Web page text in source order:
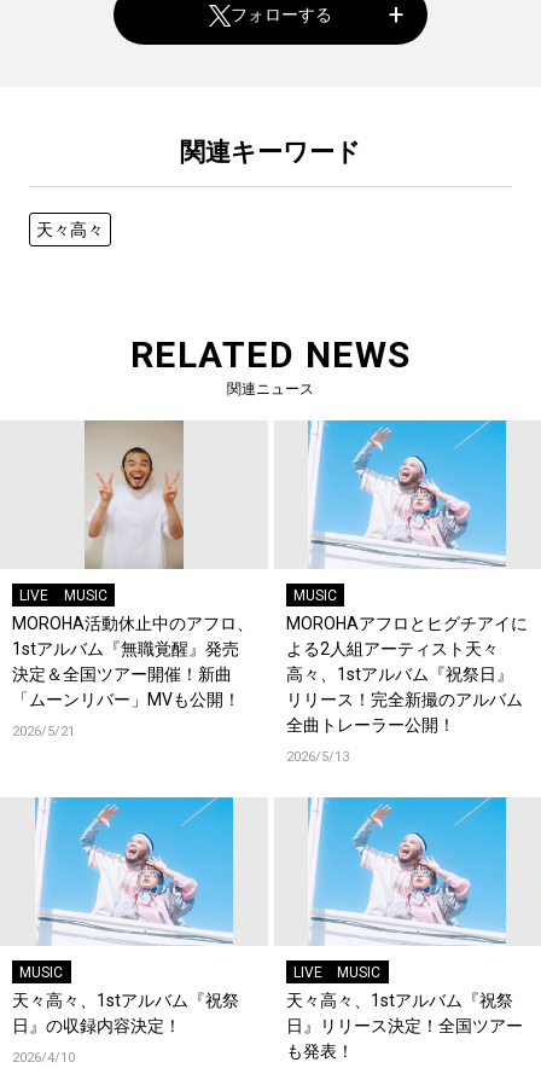
フォローする
関連キーワード
天々高々
RELATED NEWS
関連ニュース
LIVE MUSIC
MOROHA活動休止中のアフロ、
1stアルバム『無職覚醒』発売
決定＆全国ツアー開催！新曲
「ムーンリバー」MVも公開！
2026/5/21
MUSIC
MOROHAアフロとヒグチアイに
よる2人組アーティスト天々
高々、1stアルバム『祝祭日』
リリース！完全新撮のアルバム
全曲トレーラー公開！
2026/5/13
MUSIC
天々高々、1stアルバム『祝祭
日』の収録内容決定！
2026/4/10
LIVE MUSIC
天々高々、1stアルバム『祝祭
日』リリース決定！全国ツアー
も発表！